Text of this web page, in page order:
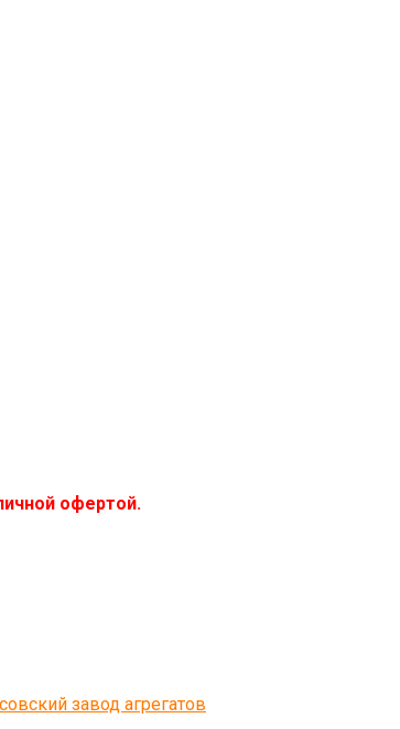
офертой.
завод агрегатов